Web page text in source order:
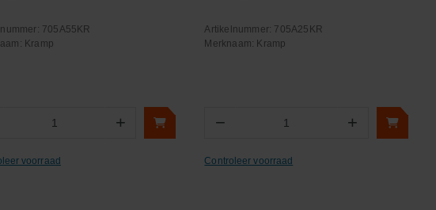
705A55KR
Kramp
+
voorraad
Artikelnummer: 705A25KR
Merknaam: Kramp
− +
Controleer voorraad